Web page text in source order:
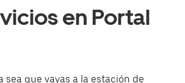
en Portal
sea que vayas a la estación de